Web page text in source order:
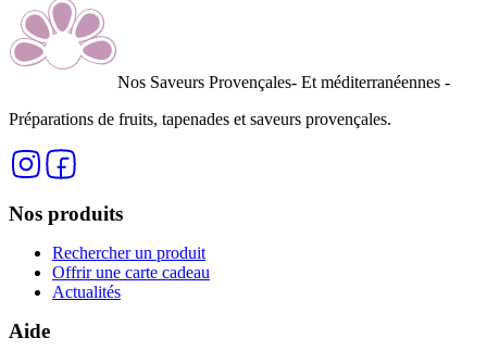
Nos Saveurs Provençales- Et méditerranéennes -
Préparations de fruits, tapenades et saveurs provençales.
Nos produits
Rechercher un produit
Offrir une carte cadeau
Actualités
Aide